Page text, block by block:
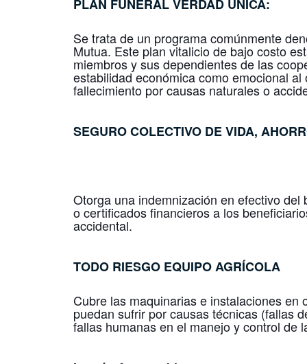
PLAN FUNERALVERDAD ÚNICA:
Se trata de un programa comúnmente
Mutua. Este plan vitalicio de bajo costo
miembros y sus dependientes de las
estabilidad económica como emocional
fallecimiento por causas naturales o
SEGURO COLECTIVO DEVIDA,
Otorga una indemnización en efectivo
o certificados financieros a los
accidental.
TODO RIESGO EQUIPO AGRÍCOLA
Cubre las maquinarias e instalaciones
puedan sufrir por causas técnicas (fallas
fallas humanas en el manejo y control de